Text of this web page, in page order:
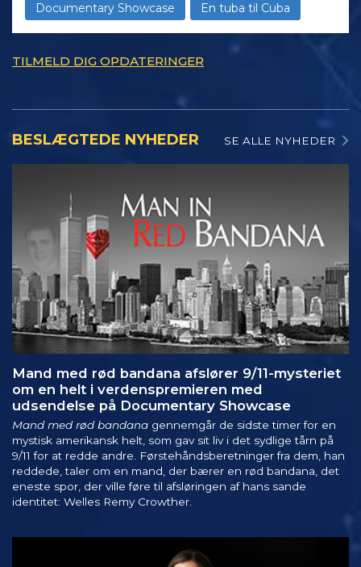
Documentary Showcase En tuba til Cuba
TILMELD DIG OPDATERINGER
BESLÆGTEDE NYHEDER SE ALLE NYHEDER
Mand med rød bandana afslører 9/11-mysteriet
om en helt i verdenspremieren med
udsendelse på Documentary Showcase
Mand med rød bandana gennemgår de sidste timer for en
mystisk amerikansk helt, som gav sit liv i det sydlige tårn på
9/11 for at redde andre. Førstehåndsberetninger fra dem, han
reddede, taler om en mand, der bærer en rød bandana, det
eneste spor, der ville føre til afsløringen af hans sande
identitet: Welles Remy Crowther.